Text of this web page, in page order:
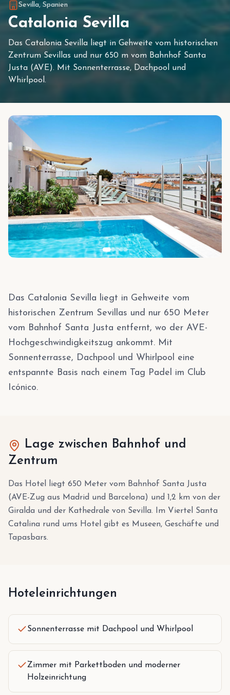
Sevilla, Spanien
Catalonia Sevilla
Das Catalonia Sevilla liegt in Gehweite vom historischen
Zentrum Sevillas und nur 650 m vom Bahnhof Santa
Justa (AVE). Mit Sonnenterrasse, Dachpool und
Whirlpool.
Das Catalonia Sevilla liegt in Gehweite vom
historischen Zentrum Sevillas und nur 650 Meter
vom Bahnhof Santa Justa entfernt, wo der AVE-
Hochgeschwindigkeitszug ankommt. Mit
Sonnenterrasse, Dachpool und Whirlpool eine
entspannte Basis nach einem Tag Padel im Club
Icónico.
Lage zwischen Bahnhof und
Zentrum
Das Hotel liegt 650 Meter vom Bahnhof Santa Justa
(AVE-Zug aus Madrid und Barcelona) und 1,2 km von der
Giralda und der Kathedrale von Sevilla. Im Viertel Santa
Catalina rund ums Hotel gibt es Museen, Geschäfte und
Tapasbars.
Hoteleinrichtungen
Sonnenterrasse mit Dachpool und Whirlpool
Zimmer mit Parkettboden und moderner
Holzeinrichtung